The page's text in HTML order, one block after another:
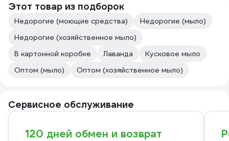
Этот товар из подборок
Недорогие (моющие средства)
Недорогие (мыло)
Недорогие (хозяйственное мыло)
В картонной коробке
Лаванда
Кусковое мыло
Оптом (мыло)
Оптом (хозяйственное мыло)
Сервисное обслуживание
120 дней обмен и возврат